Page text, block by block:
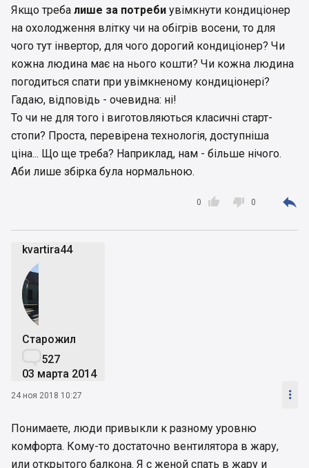
Якщо треба лише за потреби увімкнути кондиціонер
на охолодження влітку чи на обігрів восени, то для
чого тут інвертор, для чого дорогий кондиціонер? Чи
кожна людина має на нього кошти? Чи кожна людина
погодиться спати при увімкненому кондиціонері?
Гадаю, відповідь - очевидна: ні!
То чи не для того і виготовляються класичні старт-
стопи? Проста, перевірена технологія, доступніша
ціна... Що ще треба? Наприклад, нам - більше нічого.
Аби лише збірка була нормальною.

0  0 
kvartira44
Старожил
527
03 марта 2014
24 ноя 2018 10:27 
Понимаете, люди привыкли к разному уровню
комфорта. Кому-то достаточно вентилятора в жару,
или открытого балкона. Я с женой спать в жару и